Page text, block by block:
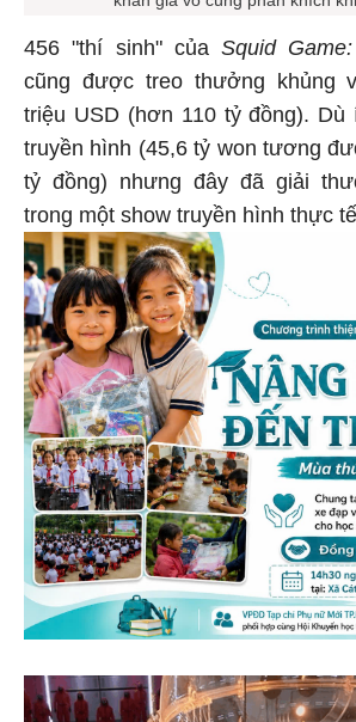
456 "thí sinh" của Squid
cũng được treo thưởng khủng
triệu USD (hơn 110 tỷ đồng).
truyền hình (45,6 tỷ won tương
tỷ đồng) nhưng đây đã giải
trong một show truyền hình thực tế.